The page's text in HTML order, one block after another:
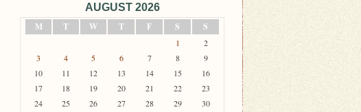
AUGUST 2026
M
T W T F S S
1
2
3
4 5 6 7 8
9
10
11 12 13 14 15
16
17
18 19 20 21 22
23
24
25 26 27 28 29
30